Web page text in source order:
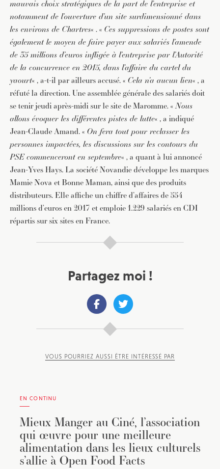
mauvais choix stratégiques de la part de l’entreprise et
notamment de l’ouverture d’un site surdimensionné dans
les environs de Chartres« . « Ces suppressions de postes sont
également le moyen de faire payer aux salariés l’amende
de 35 millions d’euros infligée à l’entreprise par l’Autorité
de la concurrence en 2015, dans l’affaire du cartel du
yaourt« , a-t-il par ailleurs accusé. « Cela n’a aucun lien« , a
réfuté la direction. Une assemblée générale des salariés doit
se tenir jeudi après-midi sur le site de Maromme. «Nous
allons évoquer les différentes pistes de lutte« , a indiqué
Jean-Claude Amand. « On fera tout pour reclasser les
personnes impactées, les discussions sur les contours du
PSE commenceront en septembre« , a quant à lui annoncé
Jean-Yves Hays. La société Novandie développe les marques
Mamie Nova et Bonne Maman, ainsi que des produits
distributeurs. Elle affiche un chiffre d’affaires de 554
millions d’euros en 2017 et emploie 1.229 salariés en CDI
répartis sur six sites en France.
Partagez moi !
VOUS POURRIEZ AUSSI ÊTRE INTÉRESSÉ PAR
EN CONTINU
Mieux Manger au Ciné, l’association
qui œuvre pour une meilleure
alimentation dans les lieux culturels
s’allie à Open Food Facts